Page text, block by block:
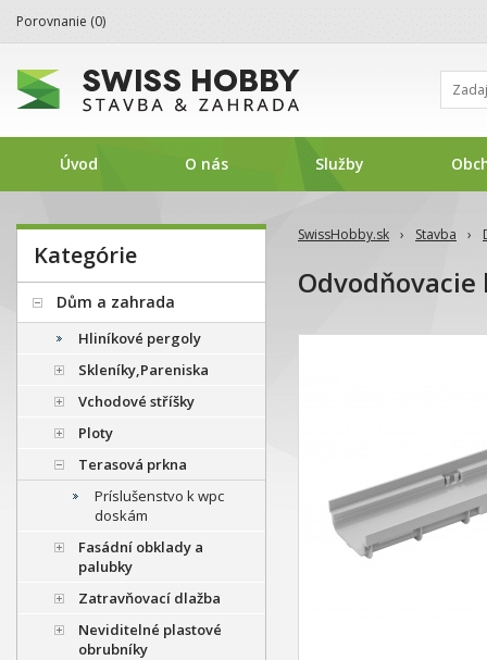
SwissHobby.sk › Stavba ›
Kategórie
Dům a zahrada
Hliníkové pergoly
Skleníky,Pareniska
Vchodové stříšky
Ploty
Terasová prkna
Príslušenstvo k wpc
doskám
Fasádní obklady a
palubky
Zatravňovací dlažba
Neviditelné plastové
obrubníky
Porovnanie (0)
Úvod O nás Služby